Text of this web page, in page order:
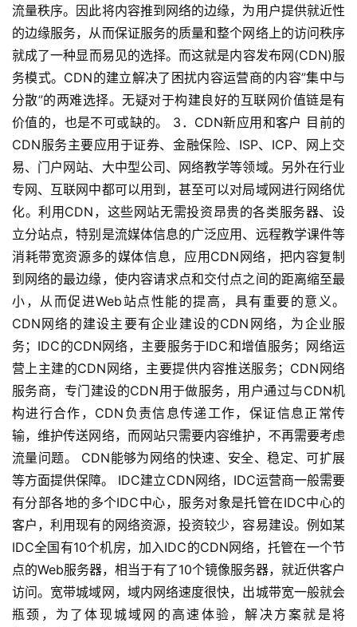
流量秩序。因此将内容推到网络的边缘，为用户提供就近性
的边缘服务，从而保证服务的质量和整个网络上的访问秩序
就成了一种显而易见的选择。而这就是内容发布网(CDN)服
务模式。CDN的建立解决了困扰内容运营商的内容”集中与
分散”的两难选择。无疑对于构建良好的互联网价值链是有
价值的，也是不可或缺的。 3．CDN新应用和客户 目前的
CDN服务主要应用于证券、金融保险、ISP、ICP、网上交
易、门户网站、大中型公司、网络教学等领域。另外在行业
专网、互联网中都可以用到，甚至可以对局域网进行网络优
化。利用CDN，这些网站无需投资昂贵的各类服务器、设
立分站点，特别是流媒体信息的广泛应用、远程教学课件等
消耗带宽资源多的媒体信息，应用CDN网络，把内容复制
到网络的最边缘，使内容请求点和交付点之间的距离缩至最
小，从而促进Web站点性能的提高，具有重要的意义。
CDN网络的建设主要有企业建设的CDN网络，为企业服
务；IDC的CDN网络，主要服务于IDC和增值服务；网络运
营上主建的CDN网络，主要提供内容推送服务；CDN网络
服务商，专门建设的CDN用于做服务，用户通过与CDN机
构进行合作，CDN负责信息传递工作，保证信息正常传
输，维护传送网络，而网站只需要内容维护，不再需要考虑
流量问题。 CDN能够为网络的快速、安全、稳定、可扩展
等方面提供保障。 IDC建立CDN网络，IDC运营商一般需要
有分部各地的多个IDC中心，服务对象是托管在IDC中心的
客户，利用现有的网络资源，投资较少，容易建设。例如某
IDC全国有10个机房，加入IDC的CDN网络，托管在一个节
点的Web服务器，相当于有了10个镜像服务器，就近供客户
访问。宽带城域网，域内网络速度很快，出城带宽一般就会
瓶颈，为了体现城域网的高速体验，解决方案就是将